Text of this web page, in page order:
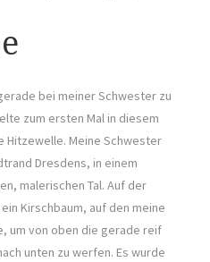
bei meiner Schwester zu
zum ersten Mal in diesem
Hitzewelle. Meine Schwester
Dresdens, in einem
malerischen Tal. Auf der
Kirschbaum, auf den meine
um von oben die gerade reif
unten zu werfen. Es wurde